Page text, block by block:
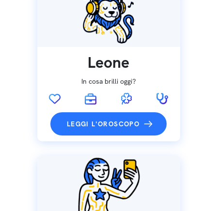
Leone
In cosa brilli oggi?
LEGGI L'OROSCOPO